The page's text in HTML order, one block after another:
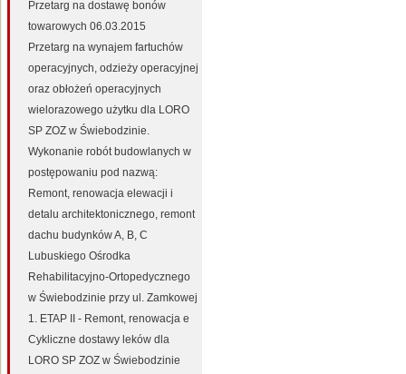
Przetarg na dostawę bonów
towarowych 06.03.2015
Przetarg na wynajem fartuchów
operacyjnych, odzieży operacyjnej
oraz obłożeń operacyjnych
wielorazowego użytku dla LORO
SP ZOZ w Świebodzinie.
Wykonanie robót budowlanych w
postępowaniu pod nazwą:
Remont, renowacja elewacji i
detalu architektonicznego, remont
dachu budynków A, B, C
Lubuskiego Ośrodka
Rehabilitacyjno-Ortopedycznego
w Świebodzinie przy ul. Zamkowej
1. ETAP II - Remont, renowacja e
Cykliczne dostawy leków dla
LORO SP ZOZ w Świebodzinie